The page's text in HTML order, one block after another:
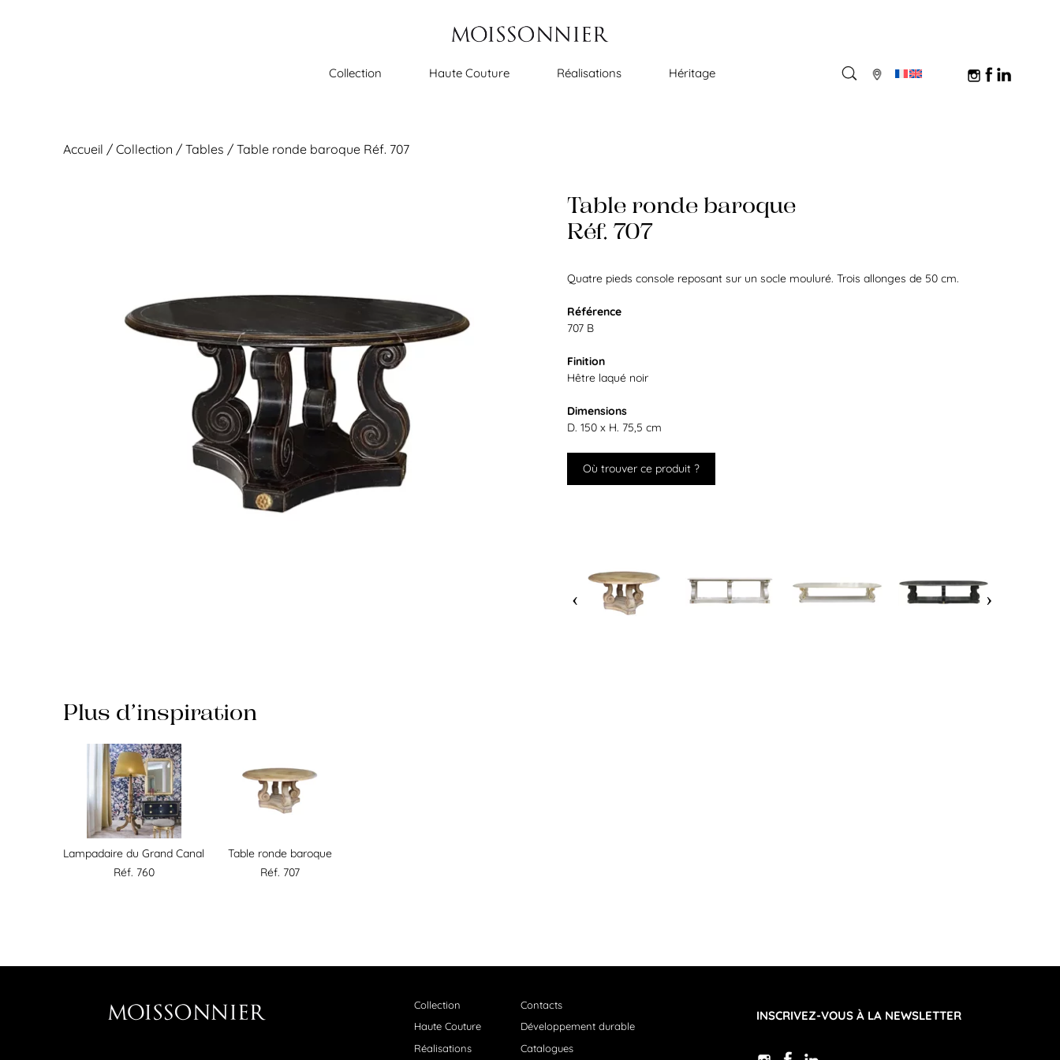
Collection Haute Couture Réalisations Héritage
Accueil /Collection /Tables / Table ronde baroque Réf. 707
Table ronde baroque
Réf. 707
Quatre pieds console reposant sur un socle mouluré. Trois allonges de 50 cm.
Référence
707 B
Finition
Hêtre laqué noir
Dimensions
D. 150 x H. 75,5 cm
Où trouver ce produit ?
Plus d’inspiration
Lampadaire du Grand Canal
Réf. 760
Table ronde baroque
Réf. 707
Collection
Haute Couture
Réalisations
Contacts
Développement durable
Catalogues
INSCRIVEZ-VOUS À LA NEWSLETTER